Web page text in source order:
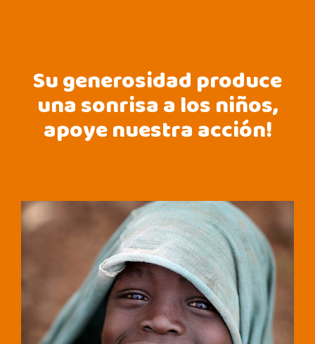
Su generosidad produce
una sonrisa a los niños,
apoye nuestra acción!